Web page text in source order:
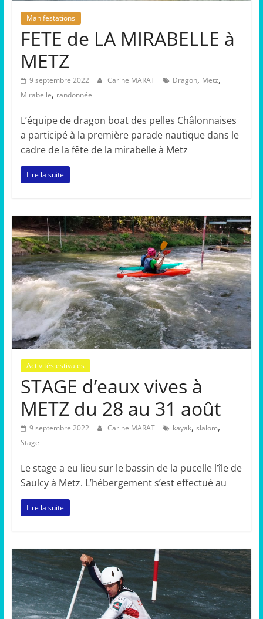
Manifestations
FETE de LA MIRABELLE à
METZ
9 septembre 2022 Carine MARAT Dragon, Metz,
Mirabelle, randonnée
L’équipe de dragon boat des pelles Châlonnaises
a participé à la première parade nautique dans le
cadre de la fête de la mirabelle à Metz
Lire la suite
Activités estivales
STAGE d’eaux vives à
METZ du 28 au 31 août
9 septembre 2022 Carine MARAT kayak, slalom,
Stage
Le stage a eu lieu sur le bassin de la pucelle l’île de
Saulcy à Metz. L’hébergement s’est effectué au
Lire la suite